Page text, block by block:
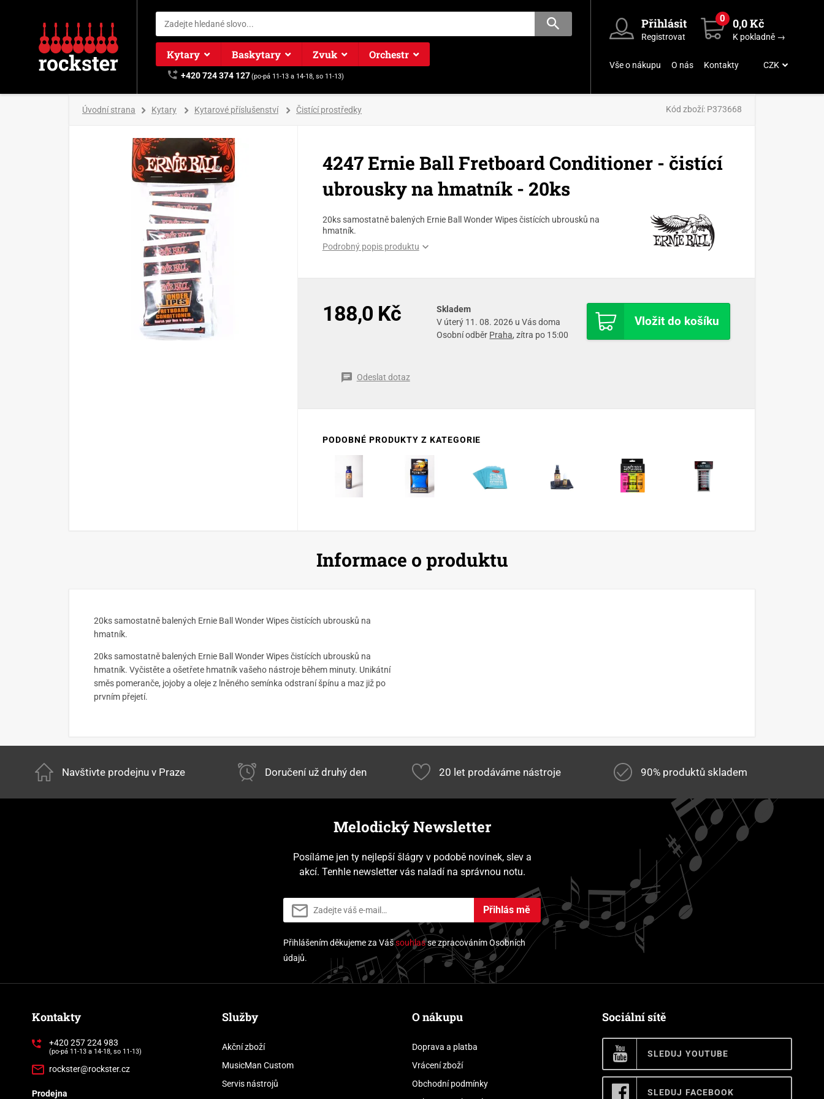
Kytary Baskytary Zvuk Orchestr
+420 724 374 127(po-pá 11-13 a 14-18, so 11-13)
Přihlásit
Registrovat
0 0,0 Kč
K pokladně →
Vše o nákupu O nás Kontakty CZK
Úvodní strana Kytary Kytarové příslušenství Čistící prostředky Kód zboží: P373668
4247 Ernie Ball Fretboard Conditioner - čistící
ubrousky na hmatník - 20ks
20ks samostatně balených Ernie Ball Wonder Wipes čistících ubrousků na
hmatník.
Podrobný popis produktu
188,0 Kč Vložit do košíku
Skladem
V úterý 11. 08. 2026 u Vás doma
Osobní odběr Praha, zítra po 15:00
Odeslat dotaz
PODOBNÉ PRODUKTY Z KATEGORIE
Informace o produktu
20ks samostatně balených Ernie Ball Wonder Wipes čistících ubrousků na
hmatník.
20ks samostatně balených Ernie Ball Wonder Wipes čistících ubrousků na
hmatník. Vyčistěte a ošetřete hmatník vašeho nástroje během minuty. Unikátní
směs pomeranče, jojoby a oleje z lněného semínka odstraní špínu a maz již po
prvním přejetí.
Navštivte prodejnu v Praze Doručení už druhý den 20 let prodáváme nástroje 90% produktů skladem
Melodický Newsletter
Posíláme jen ty nejlepší šlágry v podobě novinek, slev a
akcí. Tenhle newsletter vás naladí na správnou notu.
Přihlás mě
Přihlášením děkujeme za Vášsouhlasse zpracováním Osobních
údajů.
Kontakty
+420 257 224 983
(po-pá 11-13 a 14-18, so 11-13)
rockster@rockster.cz
Prodejna
Služby
Akční zboží
MusicMan Custom
Servis nástrojů
O nákupu
Doprava a platba
Vrácení zboží
Obchodní podmínky
Sociální sítě
SLEDUJ YOUTUBE
SLEDUJ FACEBOOK